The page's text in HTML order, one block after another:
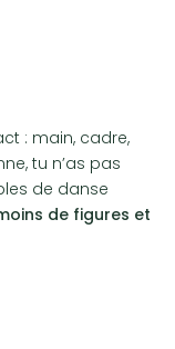
: main, cadre,
tu n’as pas
de danse
de figures et